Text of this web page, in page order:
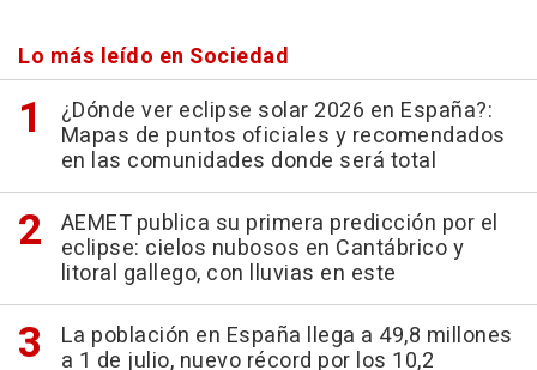
Lo más leído en Sociedad
¿Dónde ver eclipse solar 2026 en España?:
Mapas de puntos oficiales y recomendados
en las comunidades donde será total
AEMET publica su primera predicción por el
eclipse: cielos nubosos en Cantábrico y
litoral gallego, con lluvias en este
La población en España llega a 49,8 millones
a 1 de julio, nuevo récord por los 10,2